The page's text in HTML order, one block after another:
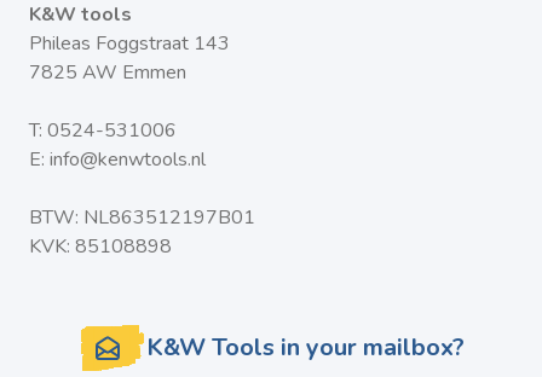
K&W tools
Phileas Foggstraat 143
7825 AW Emmen
T: 0524-531006
E: info@kenwtools.nl
BTW: NL863512197B01
KVK: 85108898
K&W Tools in your mailbox?